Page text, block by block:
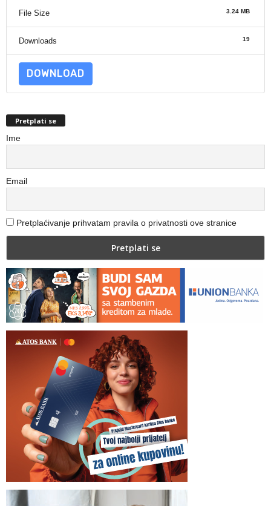
File Size 3.24 MB
Downloads 19
DOWNLOAD
Pretplati se
Ime
Email
Pretplaćivanje prihvatam pravila o privatnosti ove stranice